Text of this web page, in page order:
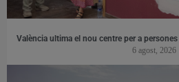
València ultima el nou centre per a
6 agost, 2026